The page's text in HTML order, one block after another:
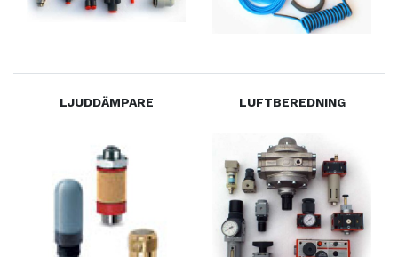
LJUDDÄMPARE LUFTBEREDNING